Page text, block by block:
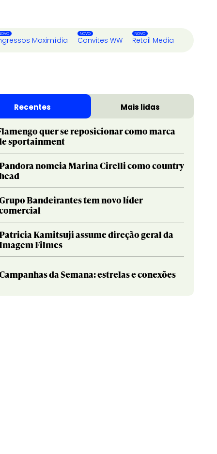
Maximídia Convites WW Retail Media
Recentes Mais lidas
quer se reposicionar como marca
sportainment
nomeia Marina Cirelli como country
Bandeirantes tem novo líder
Kamitsuji assume direção geral da
Filmes
da Semana: estrelas e conexões